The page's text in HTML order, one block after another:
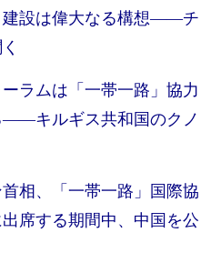
建設は偉大なる構想——チ
ラムは「一帯一路」協力
——キルギス共和国のクノ
相、「一帯一路」国際協
席する期間中、中国を公